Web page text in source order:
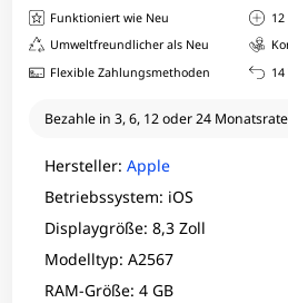
Funktioniert wie Neu
Umweltfreundlicher als Neu
Flexible Zahlungsmethoden
Bezahle in 3, 6, 12 oder 24
Hersteller: Apple
Betriebssystem: iOS
Displaygröße: 8,3 Zoll
Modelltyp: A2567
RAM-Größe: 4 GB